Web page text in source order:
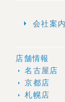
arrow_right 会社案内
店舗情報
arrow_right 名古屋店
arrow_right 京都店
arrow_right 札幌店